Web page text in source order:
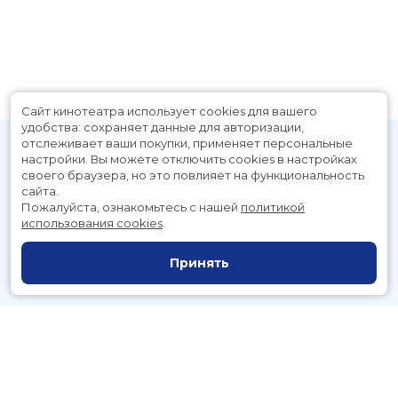
Расписание
Скоро в кино
Служба поддержки
Сайт кинотеатра использует cookies для вашего
удобства: сохраняет данные для авторизации,
отслеживает ваши покупки, применяет персональные
настройки. Вы можете отключить cookies в настройках
своего браузера, но это повлияет на функциональность
сайта.
Пожалуйста, ознакомьтесь с нашей политикой
использования cookies
Принять